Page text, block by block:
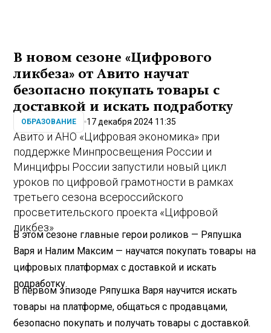
В новом сезоне «Цифрового
ликбеза» от Авито научат
безопасно покупать товары с
доставкой и искать подработку
ОБРАЗОВАНИЕ 17 декабря 2024 11:35
Авито и АНО «Цифровая экономика» при
поддержке Минпросвещения России и
Минцифры России запустили новый цикл
уроков по цифровой грамотности в рамках
третьего сезона всероссийского
просветительского проекта «Цифровой
ликбез»
В этом сезоне главные герои роликов — Ряпушка
Варя и Налим Максим — научатся покупать товары на
цифровых платформах с доставкой и искать
подработку.
В первом эпизоде Ряпушка Варя научится искать
товары на платформе, общаться с продавцами,
безопасно покупать и получать товары с доставкой.